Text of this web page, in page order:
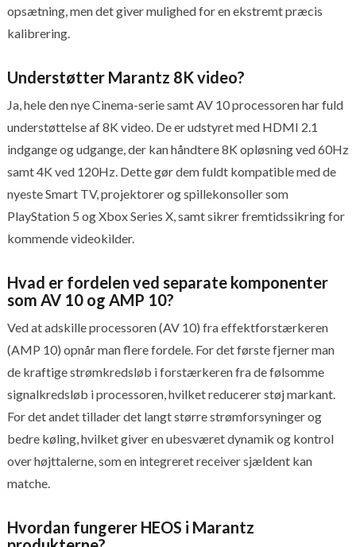
opsætning, men det giver mulighed for en ekstremt præcis
kalibrering.
Understøtter Marantz 8K video?
Ja, hele den nye Cinema-serie samt AV 10 processoren har fuld
understøttelse af 8K video. De er udstyret med HDMI 2.1
indgange og udgange, der kan håndtere 8K opløsning ved 60Hz
samt 4K ved 120Hz. Dette gør dem fuldt kompatible med de
nyeste Smart TV, projektorer og spillekonsoller som
PlayStation 5 og Xbox Series X, samt sikrer fremtidssikring for
kommende videokilder.
Hvad er fordelen ved separate komponenter
som AV 10 og AMP 10?
Ved at adskille processoren (AV 10) fra effektforstærkeren
(AMP 10) opnår man flere fordele. For det første fjerner man
de kraftige strømkredsløb i forstærkeren fra de følsomme
signalkredsløb i processoren, hvilket reducerer støj markant.
For det andet tillader det langt større strømforsyninger og
bedre køling, hvilket giver en ubesværet dynamik og kontrol
over højttalerne, som en integreret receiver sjældent kan
matche.
Hvordan fungerer HEOS i Marantz